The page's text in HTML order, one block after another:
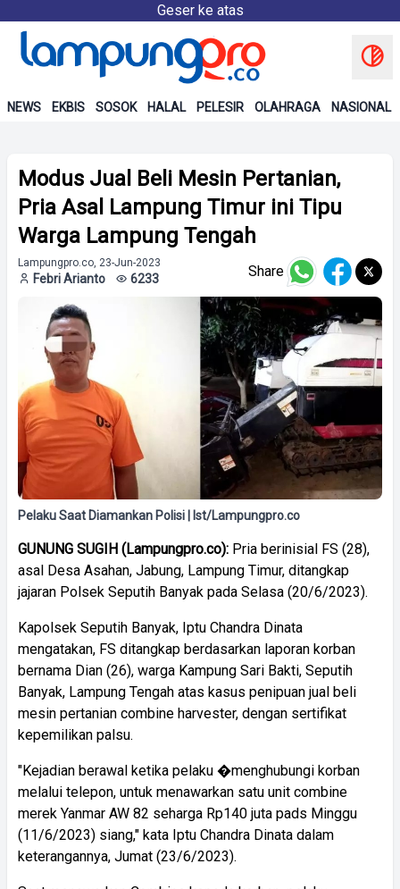
Geser ke atas
NEWS EKBIS SOSOK HALAL PELESIR OLAHRAGA NASIONAL
Modus Jual Beli Mesin Pertanian,
Pria Asal Lampung Timur ini Tipu
Warga Lampung Tengah
Lampungpro.co, 23-Jun-2023
Febri Arianto 6233 Share
Pelaku Saat Diamankan Polisi | Ist/Lampungpro.co
GUNUNG SUGIH (Lampungpro.co): Pria berinisial FS (28),
asal Desa Asahan, Jabung, Lampung Timur, ditangkap
jajaran Polsek Seputih Banyak pada Selasa (20/6/2023).
Kapolsek Seputih Banyak, Iptu Chandra Dinata
mengatakan, FS ditangkap berdasarkan laporan korban
bernama Dian (26), warga Kampung Sari Bakti, Seputih
Banyak, Lampung Tengah atas kasus penipuan jual beli
mesin pertanian combine harvester, dengan sertifikat
kepemilikan palsu.
"Kejadian berawal ketika pelaku �menghubungi korban
melalui telepon, untuk menawarkan satu unit combine
merek Yanmar AW 82 seharga Rp140 juta pads Minggu
(11/6/2023) siang," kata Iptu Chandra Dinata dalam
keterangannya, Jumat (23/6/2023).